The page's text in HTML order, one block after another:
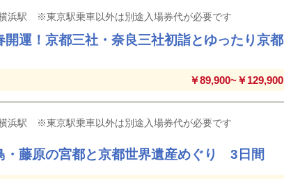
浜駅 ※東京駅乗車以外は別途入場券代が必要です
開運！京都三社・奈良三社初詣とゆったり京都
￥89,900~￥129,900
浜駅 ※東京駅乗車以外は別途入場券代が必要です
・藤原の宮都と京都世界遺産めぐり 3日間